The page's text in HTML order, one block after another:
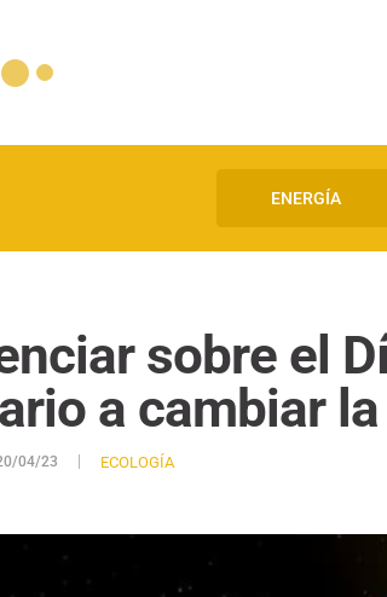
ENERGÍA
sobre el
a cambiar
04/23 | ECOLOGÍA